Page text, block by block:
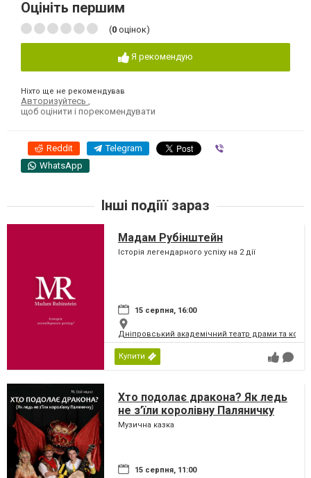
Оцініть першим
(0 оцінок)
Я рекомендую
Ніхто ще не рекомендував
Авторизуйтесь
щоб оцінити і порекомендувати
Reddit Telegram
WhatsApp
Інші подіїї зараз
Мадам Рубінштейн
Історія легендарного успіху на 2 дії
15 серпня, 16:00
Дніпровський академічний театр драми та
Купити
Хто подолає дракона? Як ледь
не з’їли королівну Паляничку
Музична казка
15 серпня, 11:00